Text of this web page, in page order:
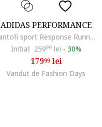
ADIDAS PERFORMANCE
Pantofi sport Response Runner 2 pentru alergare, Gri deschis/Piersica
Initial: 25999 lei - 30%
17999lei
Vandut de Fashion Days